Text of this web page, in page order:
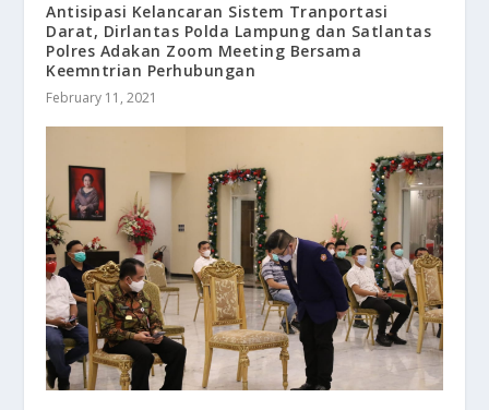
Antisipasi Kelancaran Sistem Tranportasi
Darat, Dirlantas Polda Lampung dan Satlantas
Polres Adakan Zoom Meeting Bersama
Keemntrian Perhubungan
February 11, 2021